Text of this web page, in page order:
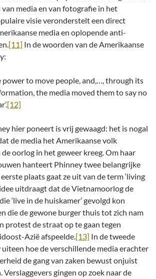
media en van fotografie in het
visie veronderstelt een direct
media en oplopende anti-
[11] In de woorden van de Amerikaanse
power to move people, and,…, through its
the media moved them to say no
[12]
hier poneert is vrij gewaagd: het is nogal
de media het Amerikaanse volk
oorlog in het geweer kreeg. Om haar
hanteert Phinney twee belangrijke
plaats gaat ze uit van de term ‘living
uitdraagt dat de Vietnamoorlog de
‘live in de huiskamer’ gevolgd kon
die de gewone burger thuis tot zich nam
protest de straat op te gaan tegen
Azië afspeelde.[13] In de tweede
hoe de verschillende media erachter
de gang van zaken bewust onjuist
gingen op zoek naar de